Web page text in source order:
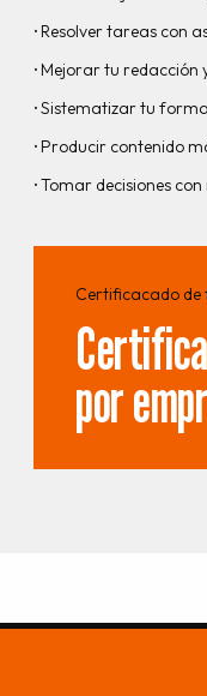
· Resolver tareas con
· Mejorar tu redacción
·Sistematizar tu
· Producir contenido
·Tomar decisiones
Certificacado de
por